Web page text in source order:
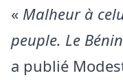
« Malheur à
peuple. Le
a publié